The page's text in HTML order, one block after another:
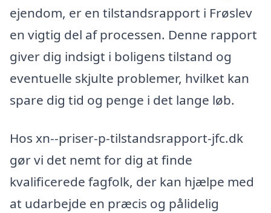
ejendom, er en tilstandsrapport i Frøslev
en vigtig del af processen. Denne rapport
giver dig indsigt i boligens tilstand og
eventuelle skjulte problemer, hvilket kan
spare dig tid og penge i det lange løb.
Hos xn--priser-p-tilstandsrapport-jfc.dk
gør vi det nemt for dig at finde
kvalificerede fagfolk, der kan hjælpe med
at udarbejde en præcis og pålidelig